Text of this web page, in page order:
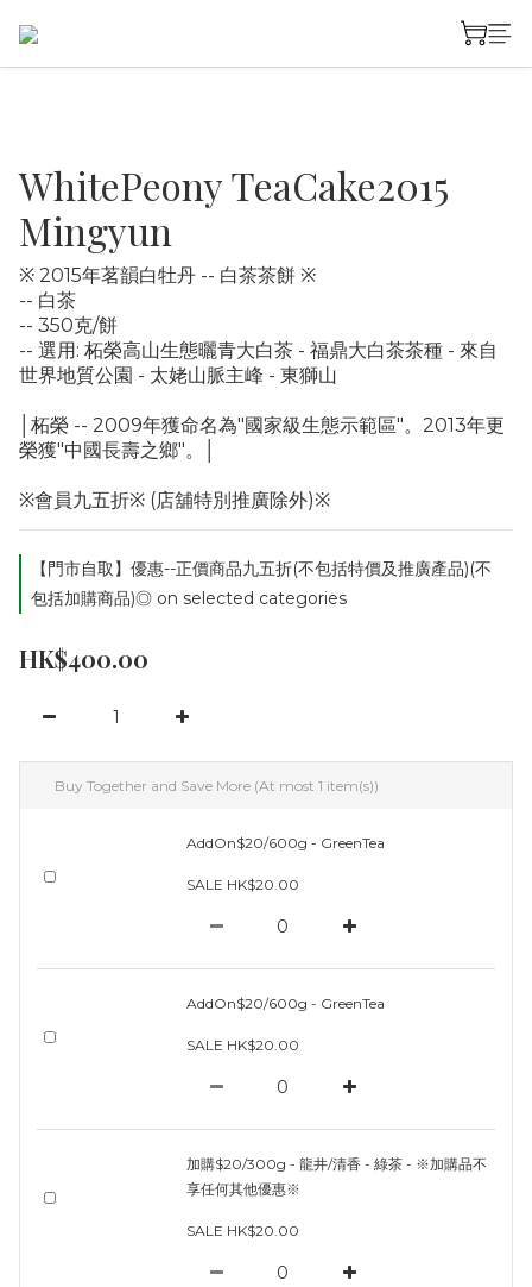
WhitePeony TeaCake2015
Mingyun
※ 2015年茗韻白牡丹 -- 白茶茶餅 ※
-- 白茶
-- 350克/餅
-- 選用: 柘榮高山生態曬青大白茶 - 福鼎大白茶茶種 - 來自
世界地質公園 - 太姥山脈主峰 - 東獅山
│柘榮 -- 2009年獲命名為"國家級生態示範區"。2013年更
榮獲"中國長壽之鄉"。│
※會員九五折※ (店舖特別推廣除外)※
【門市自取】優惠--正價商品九五折(不包括特價及推廣產品)(不
包括加購商品)◎ on selected categories
HK$400.00
Buy Together and Save More (At most 1 item(s))
AddOn$20/600g - GreenTea
SALE HK$20.00
AddOn$20/600g - GreenTea
SALE HK$20.00
加購$20/300g - 龍井/清香 - 綠茶 - ※加購品不
享任何其他優惠※
SALE HK$20.00